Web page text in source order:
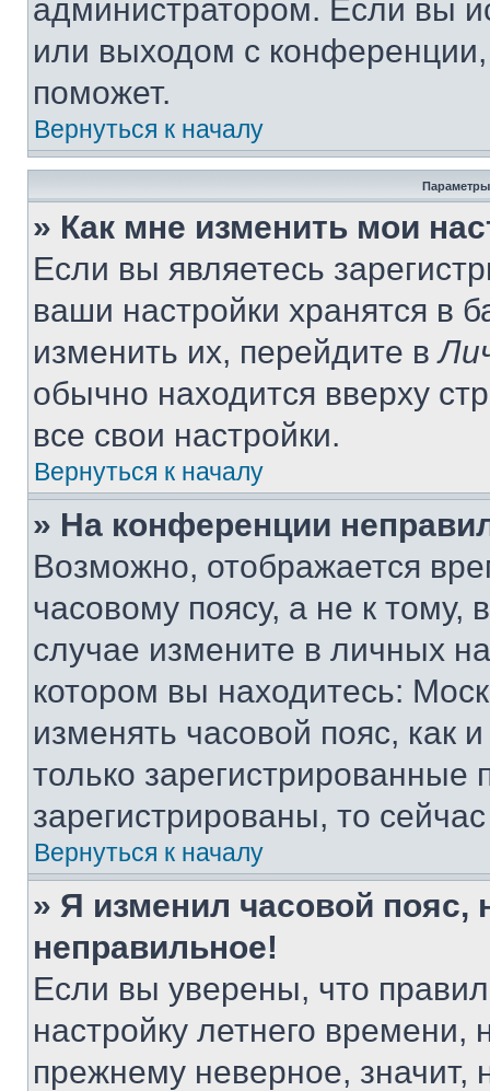
администратором. Если вы
или выходом с
поможет.
Вернуться к началу
Параметры
» Как мне изменить мои
Если вы являетесь
ваши настройки хранятся в
изменить их, перейдите в
обычно находится вверху
все свои настройки.
Вернуться к началу
» На конференции
Возможно, отображается
часовому поясу, а не к тому,
случае измените в личных
котором вы находитесь:
изменять часовой пояс, как
только
зарегистрированы, то
Вернуться к началу
» Я изменил часовой пояс,
неправильное!
Если вы уверены, что
настройку летнего
прежнему неверное, значит,